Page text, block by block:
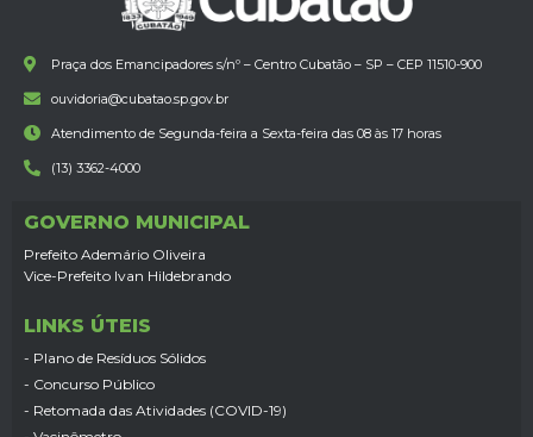
Praça dos Emancipadores s/nº – Centro Cubatão – SP – CEP 11510-900
ouvidoria@cubatao.sp.gov.br
Atendimento de Segunda-feira a Sexta-feira das 08 às 17 horas
(13) 3362-4000
GOVERNO MUNICIPAL
Prefeito Ademário Oliveira
Vice-Prefeito Ivan Hildebrando
LINKS ÚTEIS
- Plano de Resíduos Sólidos
- Concurso Público
- Retomada das Atividades (COVID-19)